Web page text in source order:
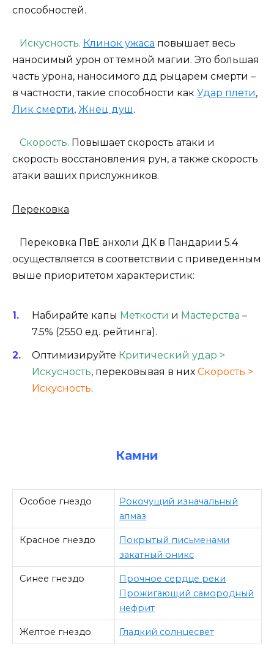
способностей.
Искусность. Клинок ужаса повышает весь
наносимый урон от темной магии. Это большая
часть урона, наносимого дд рыцарем смерти –
в частности, такие способности как Удар плети,
Лик смерти, Жнец душ.
Скорость. Повышает скорость атаки и
скорость восстановления рун, а также скорость
атаки ваших прислужников.
Перековка
Перековка ПвЕ анхоли ДК в Пандарии 5.4
осуществляется в соответствии с приведенным
выше приоритетом характеристик:
Набирайте капы Меткости и Мастерства –
7.5% (2550 ед. рейтинга).
Оптимизируйте Критический удар >
Искусность, перековывая в них Скорость >
Искусность.
Камни
Особое гнездо
Рокочущий изначальный
алмаз
Красное гнездо
Покрытый письменами
закатный оникс
Синее гнездо
Прочное сердце реки
Прожигающий самородный
нефрит
Желтое гнездо Гладкий солнцесвет